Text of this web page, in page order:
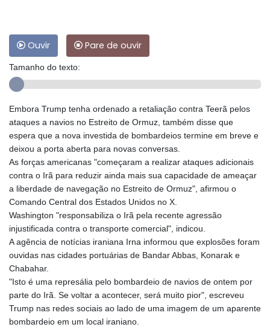
Ouvir Pare de ouvir
Tamanho do texto:
Embora Trump tenha ordenado a retaliação contra Teerã pelos
ataques a navios no Estreito de Ormuz, também disse que
espera que a nova investida de bombardeios termine em breve e
deixou a porta aberta para novas conversas.
As forças americanas "começaram a realizar ataques adicionais
contra o Irã para reduzir ainda mais sua capacidade de ameaçar
a liberdade de navegação no Estreito de Ormuz", afirmou o
Comando Central dos Estados Unidos no X.
Washington "responsabiliza o Irã pela recente agressão
injustificada contra o transporte comercial", indicou.
A agência de notícias iraniana Irna informou que explosões foram
ouvidas nas cidades portuárias de Bandar Abbas, Konarak e
Chabahar.
"Isto é uma represália pelo bombardeio de navios de ontem por
parte do Irã. Se voltar a acontecer, será muito pior", escreveu
Trump nas redes sociais ao lado de uma imagem de um aparente
bombardeio em um local iraniano.